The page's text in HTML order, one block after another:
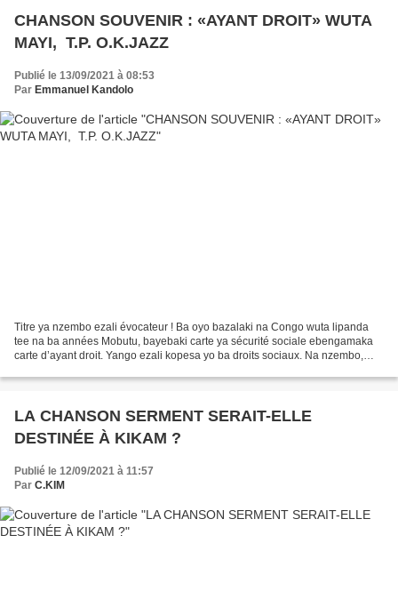
CHANSON SOUVENIR : «AYANT DROIT» WUTA
MAYI, T.P. O.K.JAZZ
Publié le 13/09/2021 à 08:53
Par Emmanuel Kandolo
Titre ya nzembo ezali évocateur ! Ba oyo bazalaki na Congo wuta lipanda
tee na ba années Mobutu, bayebaki carte ya sécurité sociale ebengamaka
carte d’ayant droit. Yango ezali kopesa yo ba droits sociaux. Na nzembo,
LA CHANSON SERMENT SERAIT-ELLE
DESTINÉE À KIKAM ?
Publié le 12/09/2021 à 11:57
Par C.KIM